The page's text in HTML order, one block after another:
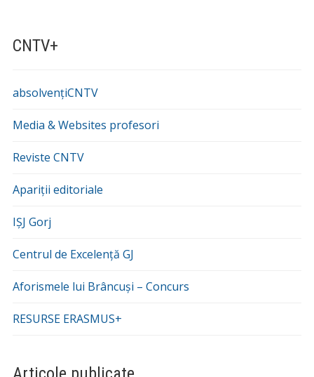
CNTV+
absolvențiCNTV
Media & Websites profesori
Reviste CNTV
Apariții editoriale
IȘJ Gorj
Centrul de Excelență GJ
Aforismele lui Brâncuși – Concurs
RESURSE ERASMUS+